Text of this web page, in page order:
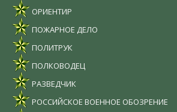
ОРИЕНТИР
ПОЖАРНОЕ ДЕЛО
ПОЛИТРУК
ПОЛКОВОДЕЦ
РАЗВЕДЧИК
РОССИЙСКОЕ ВОЕННОЕ ОБОЗРЕНИЕ